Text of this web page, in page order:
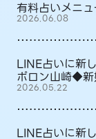
有料占いメニ
2026.06.08
LINE占いに新
ポロン山崎◆新
2026.05.22
LINE占いに新